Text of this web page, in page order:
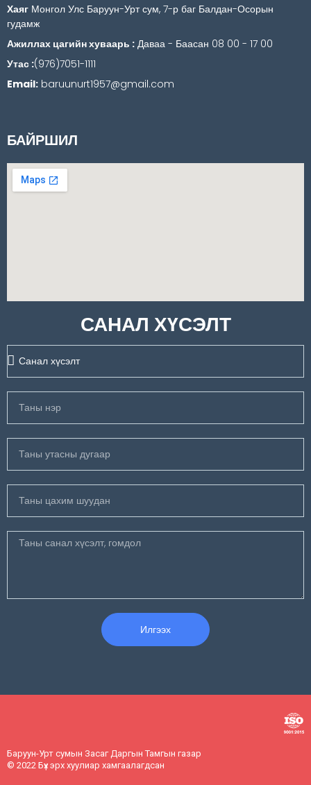
Хаяг Монгол Улс Баруун-Урт сум, 7-р баг Балдан-Осорын
гудамж
Ажиллах цагийн хуваарь : Даваа - Баасан 08 00 - 17 00
Утас :(976)7051-1111
Email: baruunurt1957@gmail.com
БАЙРШИЛ
САНАЛ ХҮСЭЛТ
Илгээх
Баруун-Урт сумын Засаг Даргын Тамгын газар
© 2022 Бүх эрх хуулиар хамгаалагдсан